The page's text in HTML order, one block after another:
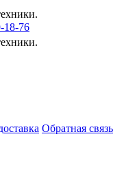
76
Обратная связь